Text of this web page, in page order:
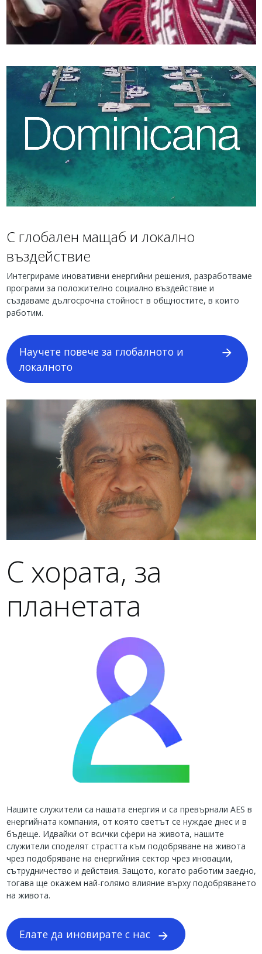
С глобален мащаб и локално
въздействие
Интегрираме иновативни енергийни решения, разработваме
програми за положително социално въздействие и
създаваме дългосрочна стойност в общностите, в които
работим.
Научете повече за глобалното и
локалното
С хората, за
планетата
Нашите служители са нашата енергия и са превърнали AES в
енергийната компания, от която светът се нуждае днес и в
бъдеще. Идвайки от всички сфери на живота, нашите
служители споделят страстта към подобряване на живота
чрез подобряване на енергийния сектор чрез иновации,
сътрудничество и действия. Защото, когато работим заедно,
тогава ще окажем най-голямо влияние върху подобряването
на живота.
Елате да иновирате с нас